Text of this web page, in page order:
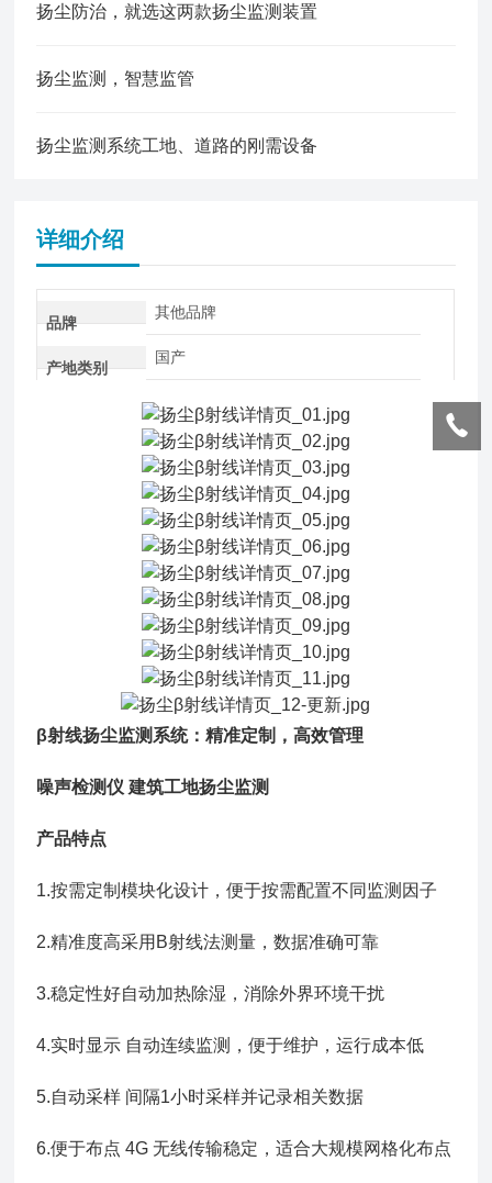
扬尘防治，就选这两款扬尘监测装置
扬尘监测，智慧监管
扬尘监测系统工地、道路的刚需设备
详细介绍
品牌
其他品牌
产地类别
国产
β射线扬尘监测系统：精准定制，高效管理
噪声检测仪 建筑工地扬尘监测
产品特点
1.按需定制模块化设计，便于按需配置不同监测因子
2.精准度高采用B射线法测量，数据准确可靠
3.稳定性好自动加热除湿，消除外界环境干扰
4.实时显示 自动连续监测，便于维护，运行成本低
5.自动采样 间隔1小时采样并记录相关数据
6.便于布点 4G 无线传输稳定，适合大规模网格化布点